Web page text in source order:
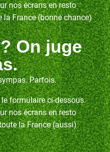
nos écrans en resto
France (bonne chance)
On juge
Parfois.
formulaire ci-dessous.
nos écrans en resto
la France (aussi)